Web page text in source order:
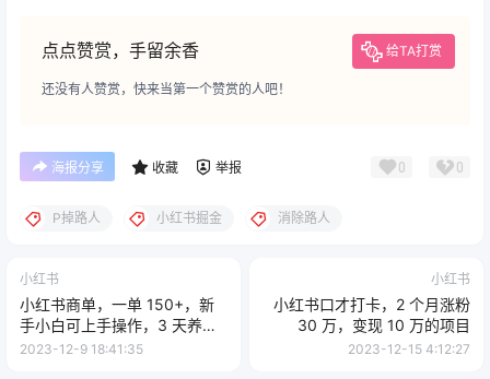
点点赞赏，手留余香 给TA打赏
还没有人赞赏，快来当第一个赞赏的人吧！
海报分享 收藏 举报 0 0
P掉路人 小红书掘金 消除路人
小红书
小红书商单，一单 150+，新
手小白可上手操作，3 天养号
7 天千粉
2023-12-9 18:41:35
小红书
小红书口才打卡，2 个月涨粉
30 万，变现 10 万的项目
2023-12-15 4:12:27